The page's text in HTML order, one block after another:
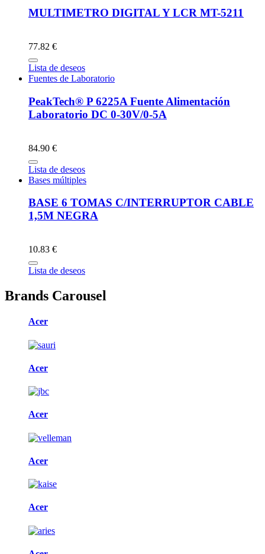
MULTIMETRO DIGITAL Y LCR MT-5211
77.82 €
Lista de deseos
Fuentes de Laboratorio
PeakTech® P 6225A Fuente Alimentación
Laboratorio DC 0-30V/0-5A
84.90 €
Lista de deseos
Bases múltiples
BASE 6 TOMAS C/INTERRUPTOR CABLE
1,5M NEGRA
10.83 €
Lista de deseos
Brands Carousel
Acer
Acer
Acer
Acer
Acer